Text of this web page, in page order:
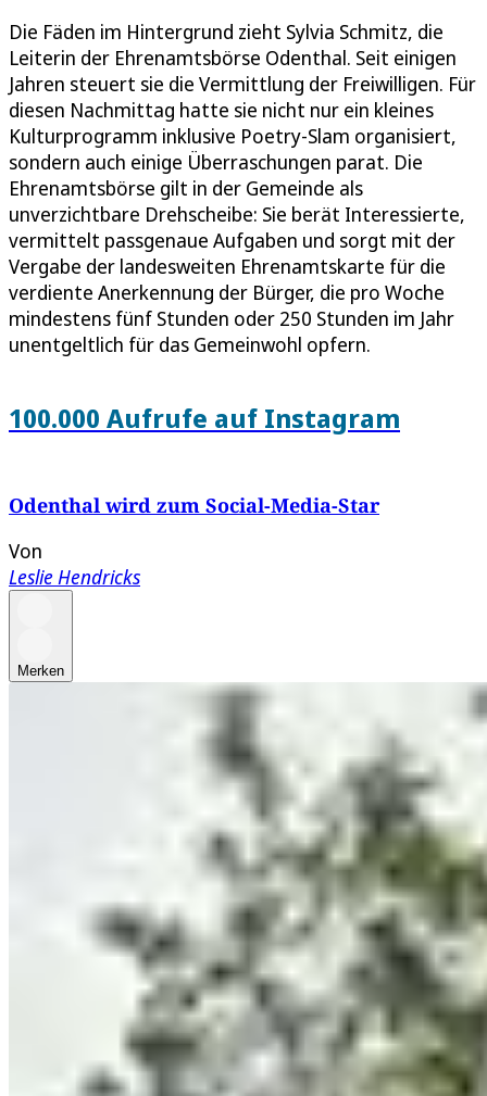
Die Fäden im Hintergrund zieht Sylvia Schmitz, die
Leiterin der Ehrenamtsbörse Odenthal. Seit einigen
Jahren steuert sie die Vermittlung der Freiwilligen. Für
diesen Nachmittag hatte sie nicht nur ein kleines
Kulturprogramm inklusive Poetry-Slam organisiert,
sondern auch einige Überraschungen parat. Die
Ehrenamtsbörse gilt in der Gemeinde als
unverzichtbare Drehscheibe: Sie berät Interessierte,
vermittelt passgenaue Aufgaben und sorgt mit der
Vergabe der landesweiten Ehrenamtskarte für die
verdiente Anerkennung der Bürger, die pro Woche
mindestens fünf Stunden oder 250 Stunden im Jahr
unentgeltlich für das Gemeinwohl opfern.
100.000 Aufrufe auf Instagram
Odenthal wird zum Social-Media-Star
Von
Leslie Hendricks
Merken